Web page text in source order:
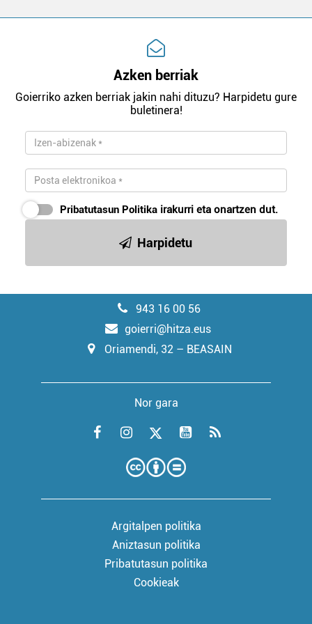
Azken berriak
Goierriko azken berriak jakin nahi dituzu? Harpidetu gure
buletinera!
Pribatutasun Politika irakurri eta onartzen dut.
Harpidetu
943 16 00 56
goierri@hitza.eus
Oriamendi, 32 – BEASAIN
Nor gara
Argitalpen politika
Aniztasun politika
Pribatutasun politika
Cookieak